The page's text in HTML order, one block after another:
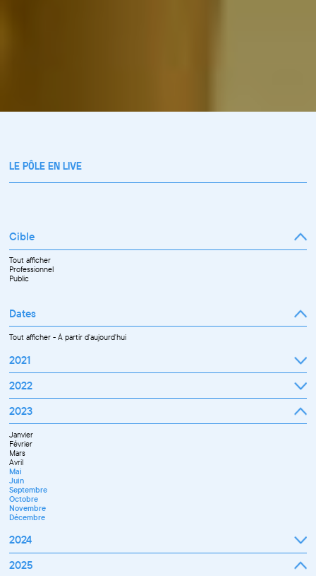
LE PÔLE EN LIVE
Cible
Tout afficher
Professionnel
Public
Dates
Tout afficher-À partir d'aujourd'hui
2021
Septembre
Octobre
Novembre
Décembre
2022
Janvier
Février
Mars
Avril
Mai
Juin
Juillet
Septembre
Octobre
Novembre
Décembre
2023
Janvier
Février
Mars
Avril
Mai
Juin
Septembre
Octobre
Novembre
Décembre
2024
Janvier
2025